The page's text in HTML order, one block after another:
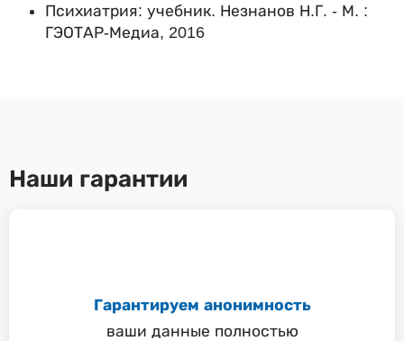
Психиатрия: учебник. Незнанов Н.Г. - М. :
ГЭОТАР-Медиа, 2016
Наши гарантии
Гарантируем анонимность
ваши данные полностью